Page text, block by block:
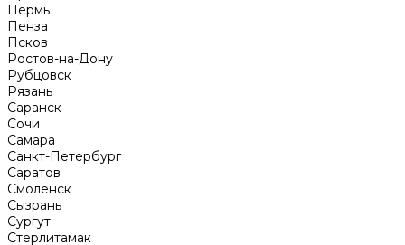
Пермь
Пенза
Псков
Ростов-на-Дону
Рубцовск
Рязань
Саранск
Сочи
Самара
Санкт-Петербург
Саратов
Смоленск
Сызрань
Сургут
Стерлитамак